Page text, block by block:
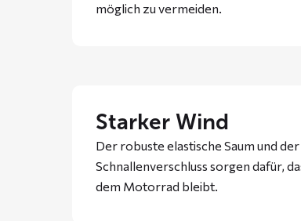
möglich zu vermeiden.
Starker Wind
Der robuste elastische Saum und
Schnallenverschluss sorgen dafür,
dem Motorrad bleibt.